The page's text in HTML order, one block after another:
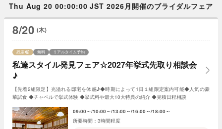
Thu Aug 20 00:00:00 JST 2026月開催のブライダルフェア
8/20 (木)
私達スタイル発見フェア☆2027年挙式先取り相談会
♪
残席 無料 リアルタイム予約
【先着2組限定】光溢れる邸宅を体感♪◆時期によって1日１組限定案内可能◆人気の豪
華試食 ◆チャペルで挙式体験 ◆挙式料や最大10大特典の紹介 ◆見積日程相談
09:00～ 10:00～ 13:00～ 16:00～ 18:00～
3時間程度